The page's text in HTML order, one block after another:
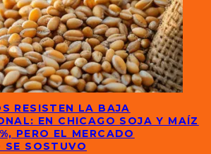
RESISTEN LA BAJA
EN CHICAGO SOJA Y MAÍZ
PERO EL MERCADO
SE SOSTUVO